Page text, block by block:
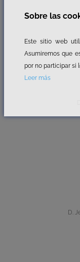
D.
Sobre las
Este sitio web
Asumiremos que
por no participar si
Leer más